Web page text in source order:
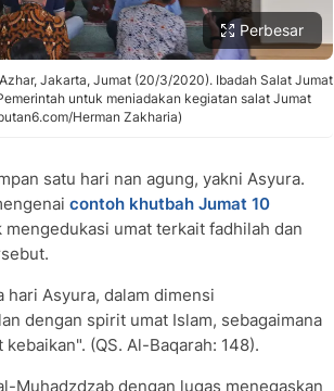
Perbesar
Jakarta, Jumat (20/3/2020). Ibadah Salat Jumat
untuk meniadakan kegiatan salat Jumat
Herman Zakharia)
satu hari nan agung, yakni Asyura.
contoh khutbah Jumat 10
umat terkait fadhilah dan
hari Asyura, dalam dimensi
dengan spirit umat Islam, sebagaimana
(QS. Al-Baqarah: 148).
Muhadzdzab dengan lugas menegaskan